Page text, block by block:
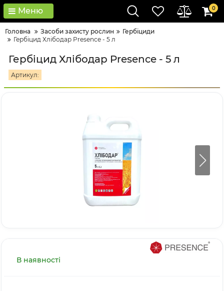
Меню 0
Головна Засоби захисту рослин
Гербіциди
Гербіцид Хлібодар Presence - 5 л
Гербіцид Хлібодар Presence - 5 л
Артикул:
В наявності